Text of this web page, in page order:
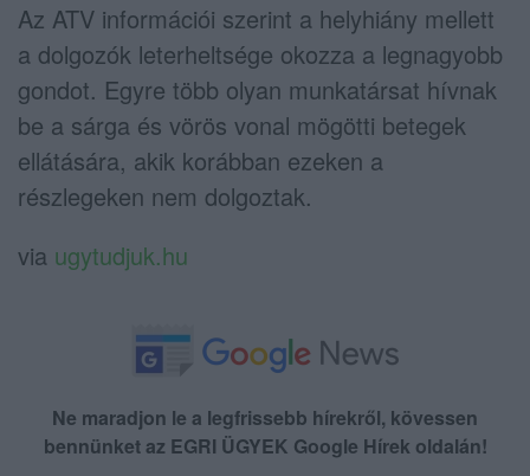
Az ATV információi szerint a helyhiány mellett
a dolgozók leterheltsége okozza a legnagyobb
gondot. Egyre több olyan munkatársat hívnak
be a sárga és vörös vonal mögötti betegek
ellátására, akik korábban ezeken a
részlegeken nem dolgoztak.
via ugytudjuk.hu
Ne maradjon le a legfrissebb hírekről, kövessen
bennünket az EGRI ÜGYEK Google Hírek oldalán!